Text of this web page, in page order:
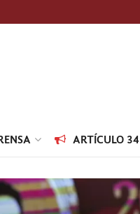
ARTÍCULO 34